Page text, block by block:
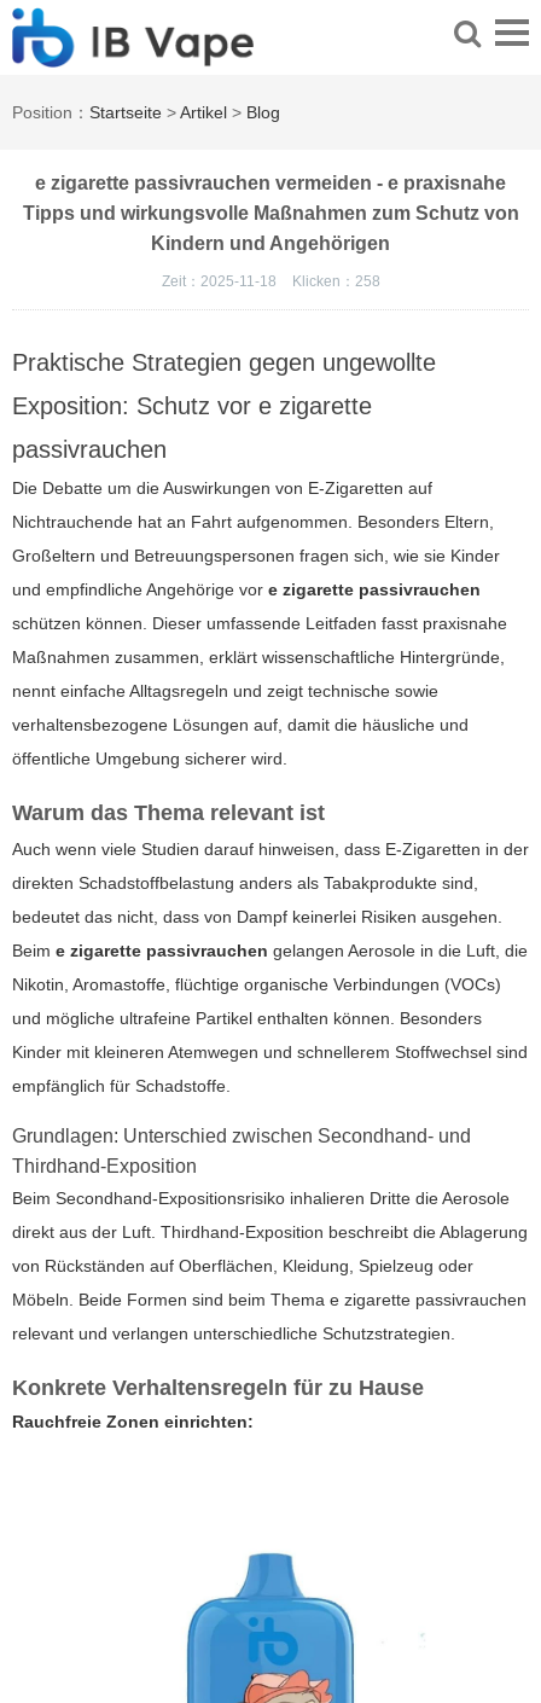
Position： Startseite >Artikel > Blog
e zigarette passivrauchen vermeiden - e praxisnahe
Tipps und wirkungsvolle Maßnahmen zum Schutz von
Kindern und Angehörigen
Zeit：2025-11-18 Klicken： 258
Praktische Strategien gegen ungewollte
Exposition: Schutz vor e zigarette
passivrauchen
Die Debatte um die Auswirkungen von E-Zigaretten auf
Nichtrauchende hat an Fahrt aufgenommen. Besonders Eltern,
Großeltern und Betreuungspersonen fragen sich, wie sie Kinder
und empfindliche Angehörige vor e zigarette passivrauchen
schützen können. Dieser umfassende Leitfaden fasst praxisnahe
Maßnahmen zusammen, erklärt wissenschaftliche Hintergründe,
nennt einfache Alltagsregeln und zeigt technische sowie
verhaltensbezogene Lösungen auf, damit die häusliche und
öffentliche Umgebung sicherer wird.
Warum das Thema relevant ist
Auch wenn viele Studien darauf hinweisen, dass E-Zigaretten in der
direkten Schadstoffbelastung anders als Tabakprodukte sind,
bedeutet das nicht, dass von Dampf keinerlei Risiken ausgehen.
Beim e zigarette passivrauchen gelangen Aerosole in die Luft, die
Nikotin, Aromastoffe, flüchtige organische Verbindungen (VOCs)
und mögliche ultrafeine Partikel enthalten können. Besonders
Kinder mit kleineren Atemwegen und schnellerem Stoffwechsel sind
empfänglich für Schadstoffe.
Grundlagen: Unterschied zwischen Secondhand- und
Thirdhand-Exposition
Beim Secondhand-Expositionsrisiko inhalieren Dritte die Aerosole
direkt aus der Luft. Thirdhand-Exposition beschreibt die Ablagerung
von Rückständen auf Oberflächen, Kleidung, Spielzeug oder
Möbeln. Beide Formen sind beim Thema e zigarette passivrauchen
relevant und verlangen unterschiedliche Schutzstrategien.
Konkrete Verhaltensregeln für zu Hause
Rauchfreie Zonen einrichten: